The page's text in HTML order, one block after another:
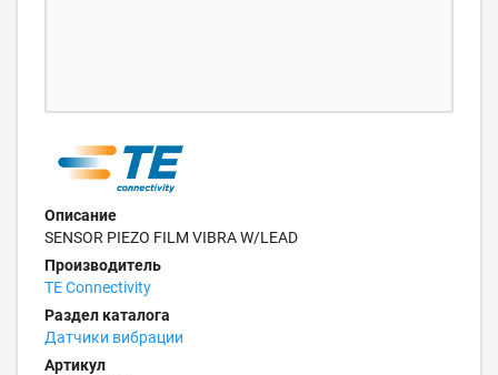
Описание
SENSOR PIEZO FILM VIBRA W/LEAD
Производитель
TE Connectivity
Раздел каталога
Датчики вибрации
Артикул